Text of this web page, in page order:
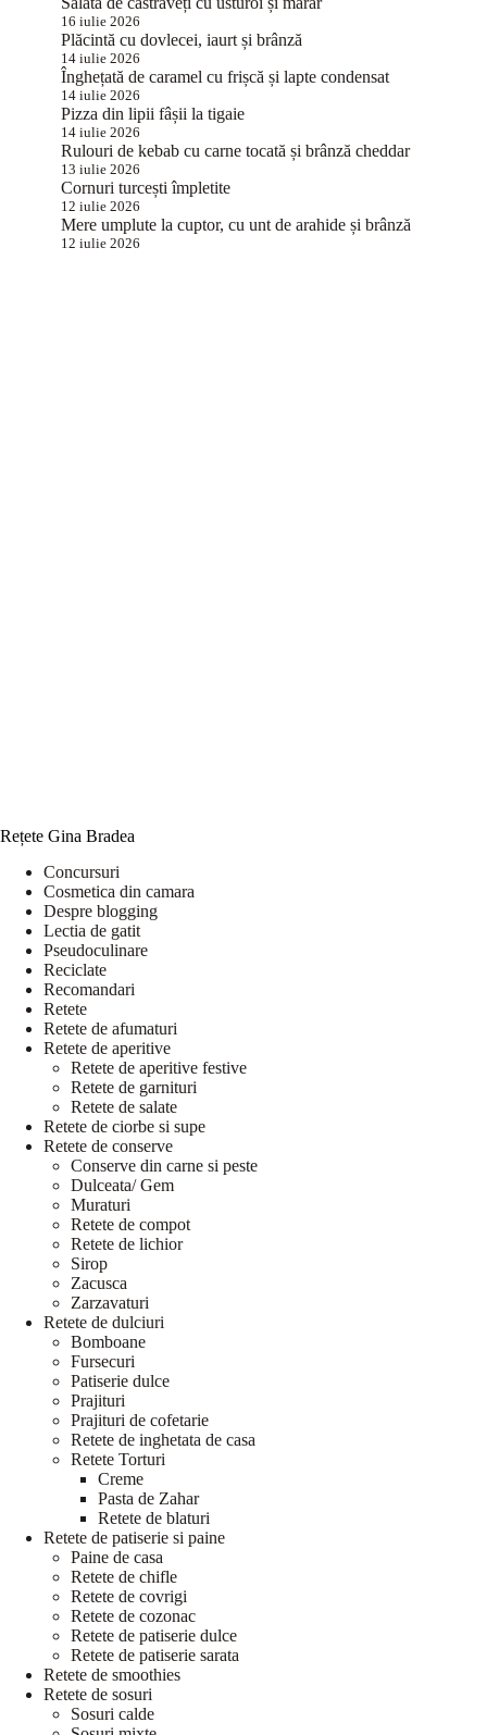
16 iulie 2026
Plăcintă cu dovlecei, iaurt și brânză
14 iulie 2026
Înghețată de caramel cu frișcă și lapte condensat
14 iulie 2026
Pizza din lipii fâșii la tigaie
14 iulie 2026
Rulouri de kebab cu carne tocată și brânză cheddar
13 iulie 2026
Cornuri turcești împletite
12 iulie 2026
Mere umplute la cuptor, cu unt de arahide și brânză
12 iulie 2026
Rețete Gina Bradea
Concursuri
Cosmetica din camara
Despre blogging
Lectia de gatit
Pseudoculinare
Reciclate
Recomandari
Retete
Retete de afumaturi
Retete de aperitive
Retete de aperitive festive
Retete de garnituri
Retete de salate
Retete de ciorbe si supe
Retete de conserve
Conserve din carne si peste
Dulceata/ Gem
Muraturi
Retete de compot
Retete de lichior
Sirop
Zacusca
Zarzavaturi
Retete de dulciuri
Bomboane
Fursecuri
Patiserie dulce
Prajituri
Prajituri de cofetarie
Retete de inghetata de casa
Retete Torturi
Creme
Pasta de Zahar
Retete de blaturi
Retete de patiserie si paine
Paine de casa
Retete de chifle
Retete de covrigi
Retete de cozonac
Retete de patiserie dulce
Retete de patiserie sarata
Retete de smoothies
Retete de sosuri
Sosuri calde